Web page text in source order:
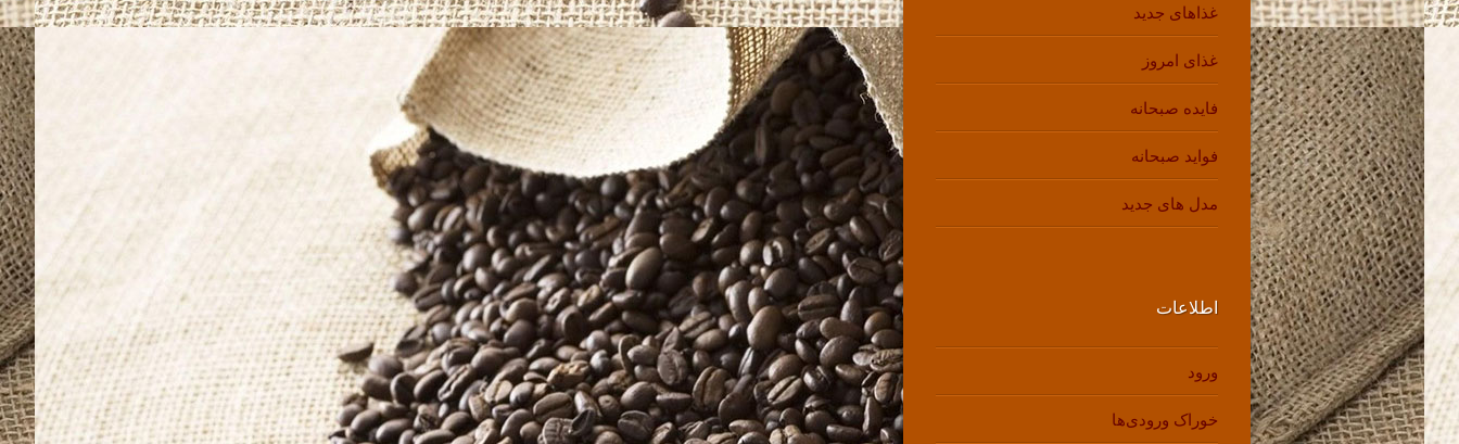
غذاهای جدید
غذای امروز
فایده صبحانه
فواید صبحانه
مدل های جدید
اطلاعات
ورود
خوراک ورودی‌ها